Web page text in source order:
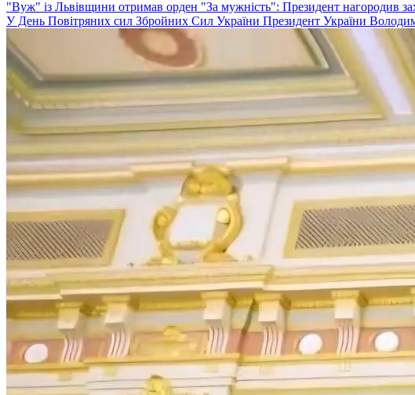
"Вуж" із Львівщини отримав орден "За мужність": Президент нагородив
У День Повітряних сил Збройних Сил України Президент України